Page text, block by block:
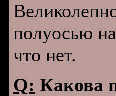
полyосью
что нет.
Q: Какова